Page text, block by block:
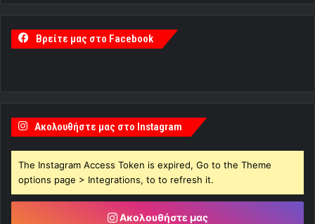
Βρείτε μας στο Facebook
Ακολουθήστε μας στο Instagram
The Instagram Access Token is expired, Go to the Theme
options page > Integrations, to to refresh it.
Ακολουθήστε μας